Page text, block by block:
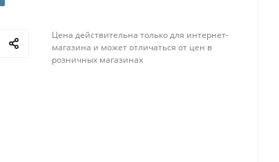
Цена действительна только для интернет-
магазина и может отличаться от цен в
розничных магазинах